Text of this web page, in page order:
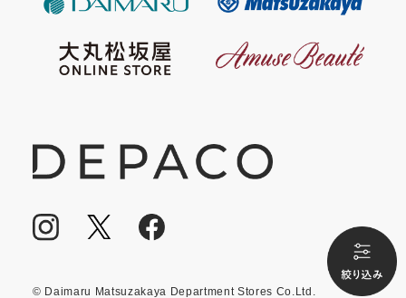
© Daimaru Matsuzakaya Department Stores Co.Ltd.